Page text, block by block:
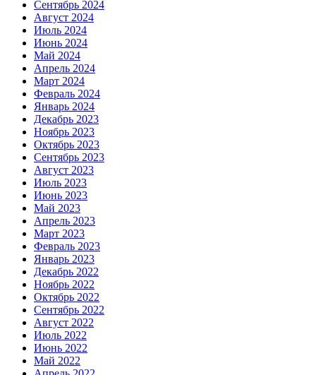
Сентябрь 2024
Август 2024
Июль 2024
Июнь 2024
Май 2024
Апрель 2024
Март 2024
Февраль 2024
Январь 2024
Декабрь 2023
Ноябрь 2023
Октябрь 2023
Сентябрь 2023
Август 2023
Июль 2023
Июнь 2023
Май 2023
Апрель 2023
Март 2023
Февраль 2023
Январь 2023
Декабрь 2022
Ноябрь 2022
Октябрь 2022
Сентябрь 2022
Август 2022
Июль 2022
Июнь 2022
Май 2022